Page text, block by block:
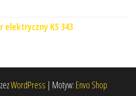
elektryczny KS 343
WordPress | Motyw: Envo Shop